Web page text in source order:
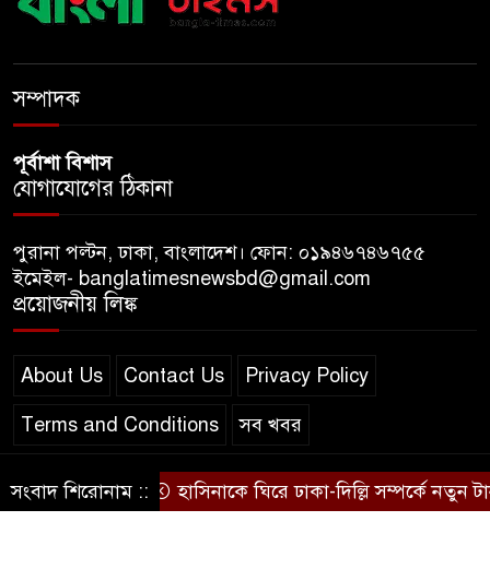
সম্পাদক
পূর্বাশা বিশাস
যোগাযোগের ঠিকানা
পুরানা পল্টন, ঢাকা, বাংলাদেশ। ফোন: ০১৯৪৬৭৪৬৭৫৫
ইমেইল- banglatimesnewsbd@gmail.com
প্রয়োজনীয় লিঙ্ক
About Us Contact Us Privacy Policy
Terms and Conditions সব খবর
© স্বত্ব বাংলা-টাইমস ২০২০-২০২৪
সংবাদ শিরোনাম ::হাসিনাকে ঘিরে ঢাকা-দিল্লি সম্পর্কে নতুন